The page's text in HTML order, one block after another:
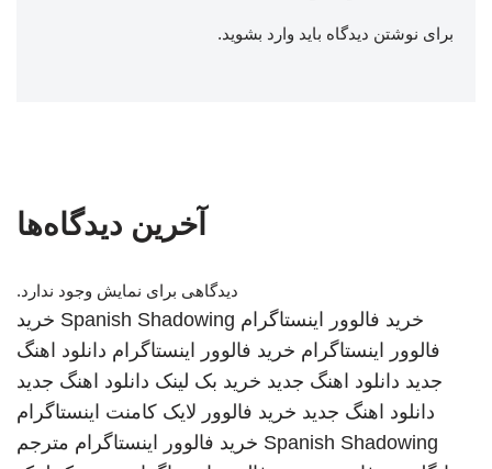
برای نوشتن دیدگاه باید وارد بشوید.
آخرین دیدگاه‌ها
دیدگاهی برای نمایش وجود ندارد.
خرید فالوور اینستاگرام Spanish Shadowing خرید
فالوور اینستاگرام خرید فالوور اینستاگرام دانلود اهنگ
جدید دانلود اهنگ جدید خرید بک لینک دانلود اهنگ جدید
دانلود اهنگ جدید خرید فالوور لایک کامنت اینستاگرام
Spanish Shadowing خرید فالوور اینستاگرام مترجم